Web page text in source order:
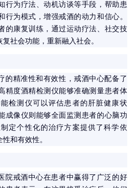
行为疗法、动机访谈等手段，帮助患
行为模式，增强戒酒的动力和信心。
的康复训练，通过运动疗法、社交技
社会功能，重新融入社会。
的精准性和有效性，戒酒中心配备了
精度酒精检测仪能够准确测量患者体
检测仪可以评估患者的肝脏健康状
成像仪则能够全面监测患者的心脑功
定个性化的治疗方案提供了科学依
和有效性。
院戒酒中心在患者中赢得了广泛的好